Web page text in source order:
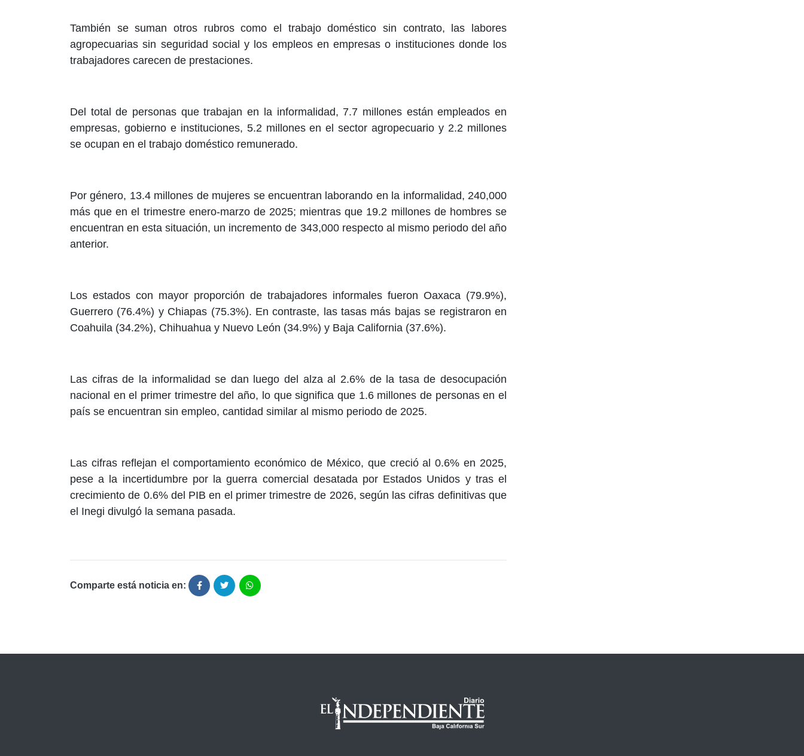
También se suman otros rubros como el trabajo doméstico sin contrato, las labores
agropecuarias sin seguridad social y los empleos en empresas o instituciones donde los
trabajadores carecen de prestaciones.
Del total de personas que trabajan en la informalidad, 7.7 millones están empleados en
empresas, gobierno e instituciones, 5.2 millones en el sector agropecuario y 2.2 millones
se ocupan en el trabajo doméstico remunerado.
Por género, 13.4 millones de mujeres se encuentran laborando en la informalidad, 240,000
más que en el trimestre enero-marzo de 2025; mientras que 19.2 millones de hombres se
encuentran en esta situación, un incremento de 343,000 respecto al mismo periodo del año
anterior.
Los estados con mayor proporción de trabajadores informales fueron Oaxaca (79.9%),
Guerrero (76.4%) y Chiapas (75.3%). En contraste, las tasas más bajas se registraron en
Coahuila (34.2%), Chihuahua y Nuevo León (34.9%) y Baja California (37.6%).
Las cifras de la informalidad se dan luego del alza al 2.6% de la tasa de desocupación
nacional en el primer trimestre del año, lo que significa que 1.6 millones de personas en el
país se encuentran sin empleo, cantidad similar al mismo periodo de 2025.
Las cifras reflejan el comportamiento económico de México, que creció al 0.6% en 2025,
pese a la incertidumbre por la guerra comercial desatada por Estados Unidos y tras el
crecimiento de 0.6% del PIB en el primer trimestre de 2026, según las cifras definitivas que
el Inegi divulgó la semana pasada.
Comparte está noticia en: